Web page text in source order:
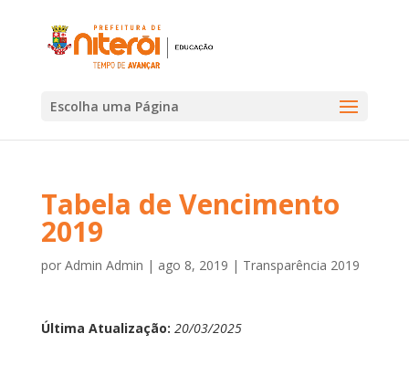
Escolha uma Página
Tabela de Vencimento
2019
por Admin Admin | ago 8, 2019 | Transparência 2019
Última Atualização: 20/03/2025